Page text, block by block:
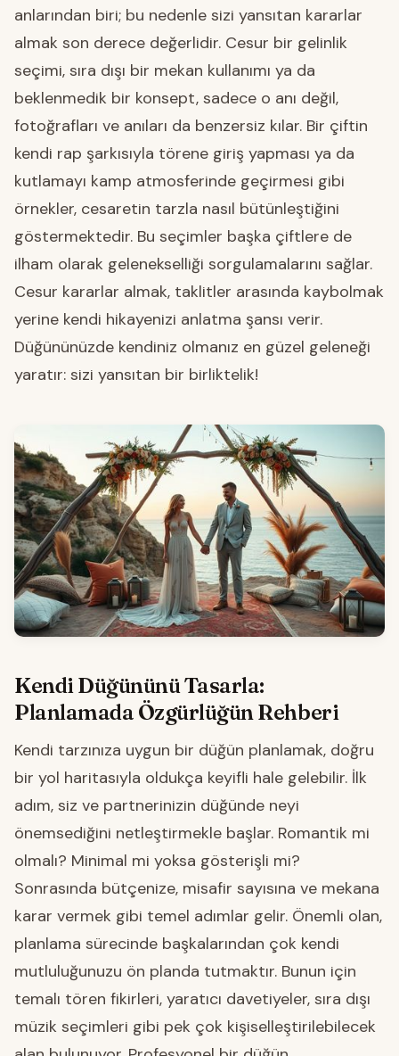
anlarından biri; bu nedenle sizi yansıtan kararlar
almak son derece değerlidir. Cesur bir gelinlik
seçimi, sıra dışı bir mekan kullanımı ya da
beklenmedik bir konsept, sadece o anı değil,
fotoğrafları ve anıları da benzersiz kılar. Bir çiftin
kendi rap şarkısıyla törene giriş yapması ya da
kutlamayı kamp atmosferinde geçirmesi gibi
örnekler, cesaretin tarzla nasıl bütünleştiğini
göstermektedir. Bu seçimler başka çiftlere de
ilham olarak gelenekselliği sorgulamalarını sağlar.
Cesur kararlar almak, taklitler arasında kaybolmak
yerine kendi hikayenizi anlatma şansı verir.
Düğününüzde kendiniz olmanız en güzel geleneği
yaratır: sizi yansıtan bir birliktelik!
Kendi Düğününü Tasarla:
Planlamada Özgürlüğün Rehberi
Kendi tarzınıza uygun bir düğün planlamak, doğru
bir yol haritasıyla oldukça keyifli hale gelebilir. İlk
adım, siz ve partnerinizin düğünde neyi
önemsediğini netleştirmekle başlar. Romantik mi
olmalı? Minimal mi yoksa gösterişli mi?
Sonrasında bütçenize, misafir sayısına ve mekana
karar vermek gibi temel adımlar gelir. Önemli olan,
planlama sürecinde başkalarından çok kendi
mutluluğunuzu ön planda tutmaktır. Bunun için
temalı tören fikirleri, yaratıcı davetiyeler, sıra dışı
müzik seçimleri gibi pek çok kişiselleştirilebilecek